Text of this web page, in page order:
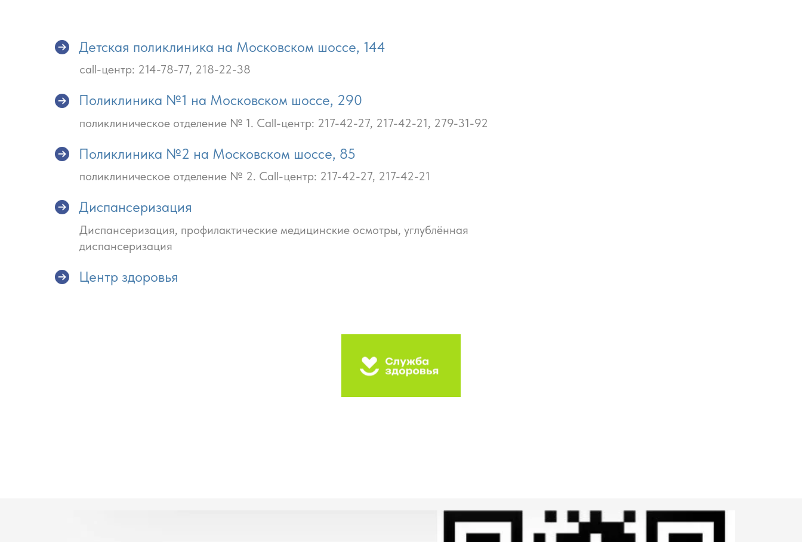
Детская поликлиника на Московском шоссе, 144
call-центр: 214-78-77, 218-22-38
Поликлиника №1 на Московском шоссе, 290
поликлиническое отделение № 1. Сall-центр: 217-42-27, 217-42-21, 279-31-92
Поликлиника №2 на Московском шоссе, 85
поликлиническое отделение № 2. Сall-центр: 217-42-27, 217-42-21
Диспансеризация
Диспансеризация, профилактические медицинские осмотры, углублённая
диспансеризация
Центр здоровья